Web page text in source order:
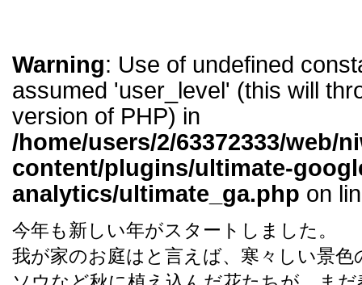
Warning: Use of undefined
assumed 'user_level' (this will
version of PHP) in
/home/users/2/63372333/web/
content/plugins/ultimate-
analytics/ultimate_ga.php on
今年も新しい年がスタートしました。
我が家のお庭はと言えば、寒々しい景